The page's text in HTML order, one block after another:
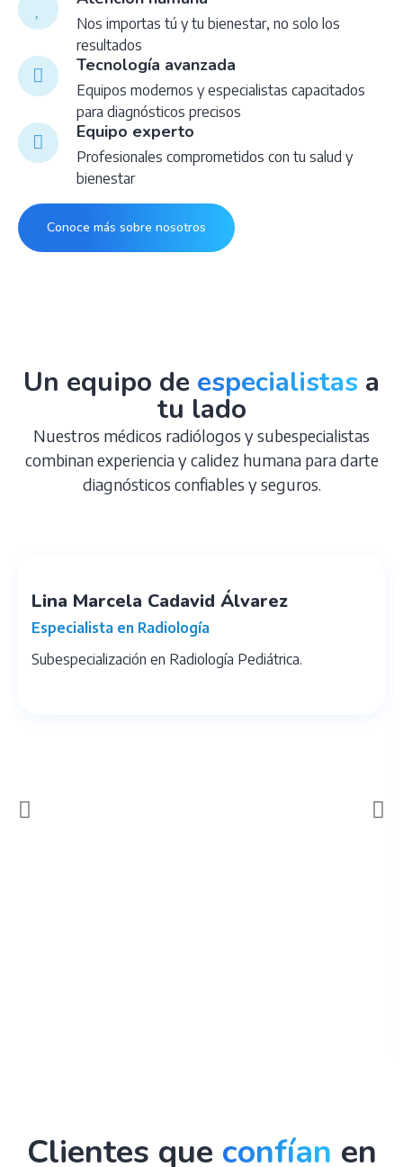
Nos importas tú y tu bienestar, no solo los
resultados
Tecnología avanzada
Equipos modernos y especialistas capacitados
para diagnósticos precisos
Equipo experto
Profesionales comprometidos con tu salud y
bienestar
Conoce más sobre nosotros
Un equipo de especialistas a
tu lado
Nuestros médicos radiólogos y subespecialistas
combinan experiencia y calidez humana para darte
diagnósticos confiables y seguros.
Lina Marcela Cadavid Álvarez
Especialista en Radiología
Subespecialización en Radiología Pediátrica.
Clientes que confían en